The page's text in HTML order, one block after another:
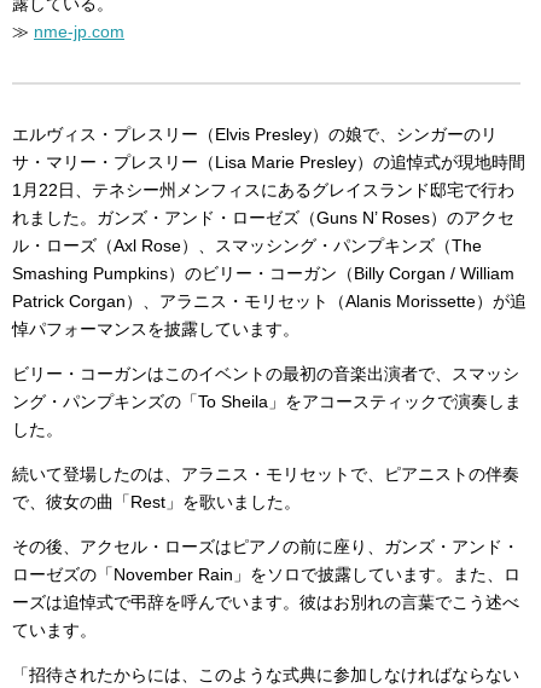
≫ nme-jp.com
エルヴィス・プレスリー（Elvis Presley）の娘で、シンガーのリ
サ・マリー・プレスリー（Lisa Marie Presley）の追悼式が現地時間
1月22日、テネシー州メンフィスにあるグレイスランド邸宅で行わ
れました。ガンズ・アンド・ローゼズ（Guns N’ Roses）のアクセ
ル・ローズ（Axl Rose）、スマッシング・パンプキンズ（The
Smashing Pumpkins）のビリー・コーガン（Billy Corgan / William
Patrick Corgan）、アラニス・モリセット（Alanis Morissette）が追
悼パフォーマンスを披露しています。
ビリー・コーガンはこのイベントの最初の音楽出演者で、スマッシ
ング・パンプキンズの「To Sheila」をアコースティックで演奏しま
した。
続いて登場したのは、アラニス・モリセットで、ピアニストの伴奏
で、彼女の曲「Rest」を歌いました。
その後、アクセル・ローズはピアノの前に座り、ガンズ・アンド・
ローゼズの「November Rain」をソロで披露しています。また、ロ
ーズは追悼式で弔辞を呼んでいます。彼はお別れの言葉でこう述べ
ています。
「招待されたからには、このような式典に参加しなければならない